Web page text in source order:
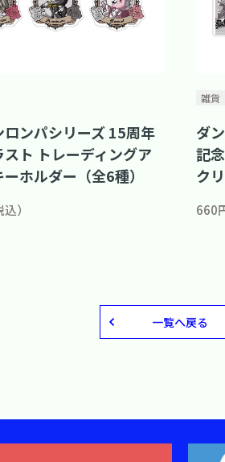
ンパシリーズ 15周年
ト トレーディングア
ホルダー（全6種）
）
雑貨
ダ
記
ク
660
一覧へ戻る